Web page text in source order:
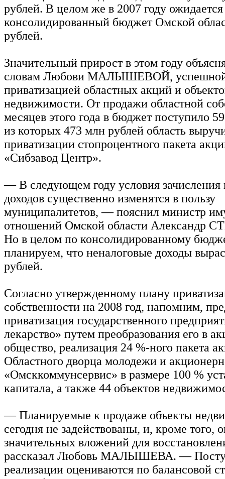
рублей. В целом же в 2007 году
консолидированный бюджет Омской
рублей.
Значительный прирост в этом году
словам Любови МАЛЫШЕВОЙ,
приватизацией областных акций и
недвижимости. От продажи областной
месяцев этого года в бюджет поступило
из которых 473 млн рублей область
приватизации стопроцентного пакета
«Сибзавод Центр».
— В следующем году условия зачисления
доходов существенно изменятся в пользу
муниципалитетов, — пояснил министр
отношений Омской области Александр
Но в целом по консолидированному
планируем, что неналоговые доходы
рублей.
Согласно утвержденному плану
собственности на 2008 год, напомним,
приватизация государственного
лекарство» путем преобразования его в
общество, реализация 24 %-ного пакета
Областного дворца молодежи и
«Омсккоммунсервис» в размере 100 %
капитала, а также 44 объектов
— Планируемые к продаже объекты
сегодня не задействованы, и, кроме того,
значительных вложений для
рассказал Любовь МАЛЫШЕВА. —
реализации оцениваются по балансовой